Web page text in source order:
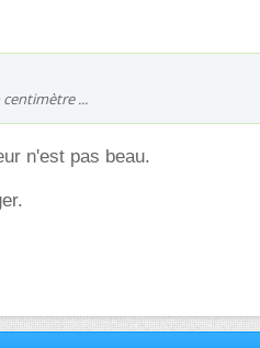
...
n'est pas beau.